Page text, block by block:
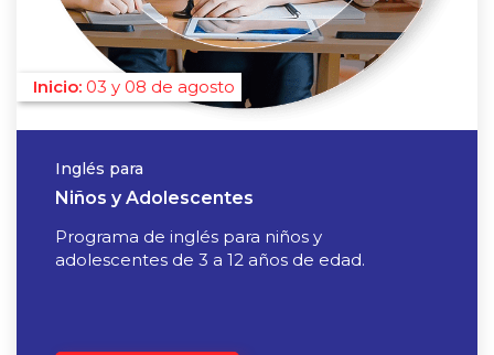
03 y 08 de agosto
Inglés para
Niños y Adolescentes
Programa de inglés para niños y
adolescentes de 3 a 12 años de edad.